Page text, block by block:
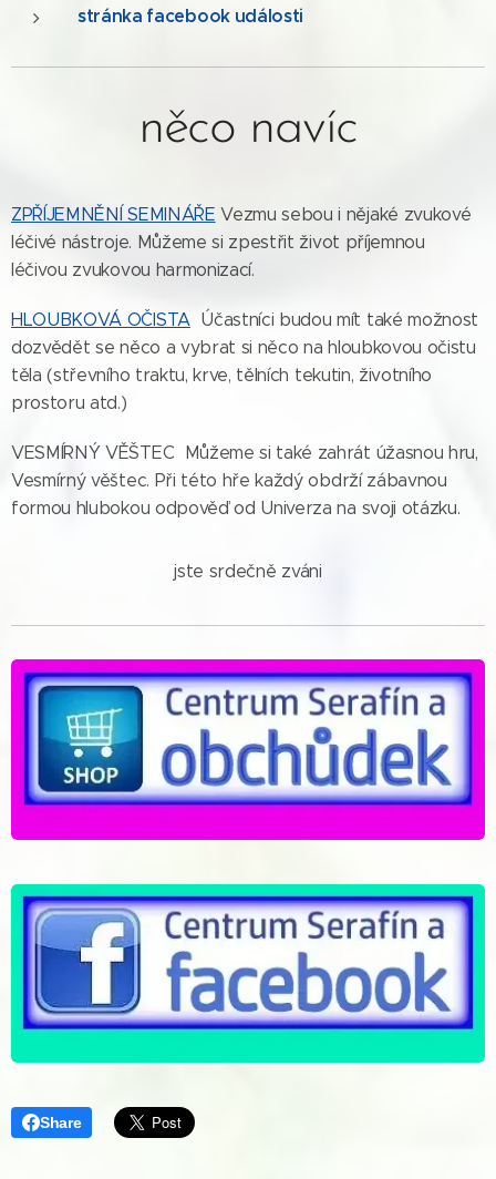
stránka facebook události
něco navíc
ZPŘÍJEMNĚNÍ SEMINÁŘE Vezmu sebou i nějaké zvukové
léčivé nástroje. Můžeme si zpestřit život příjemnou
léčivou zvukovou harmonizací.
HLOUBKOVÁ OČISTAÚčastníci budou mít také možnost
dozvědět se něco a vybrat si něco na hloubkovou očistu
těla (střevního traktu, krve, tělních tekutin, životního
prostoru atd.)
VESMÍRNÝ VĚŠTEC Můžeme si také zahrát úžasnou hru,
Vesmírný věštec. Při této hře každý obdrží zábavnou
formou hlubokou odpověď od Univerza na svoji otázku.
jste srdečně zváni
Share